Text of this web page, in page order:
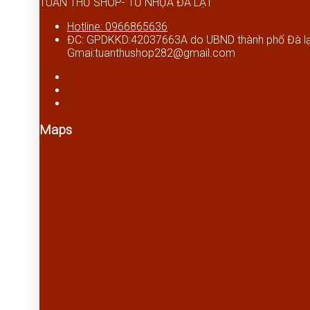
Hotline: 0966865636
ĐC: GPDKKD:42037663A do UBND thành phố
Gmai:tuanthushop282@gmail.com
Maps